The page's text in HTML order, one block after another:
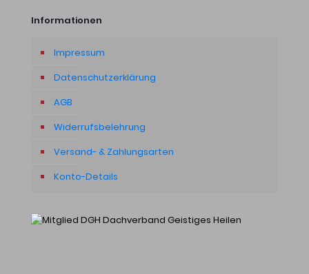
Informationen
Impressum
Datenschutzerklärung
AGB
Widerrufsbelehrung
Versand- & Zahlungsarten
Konto-Details